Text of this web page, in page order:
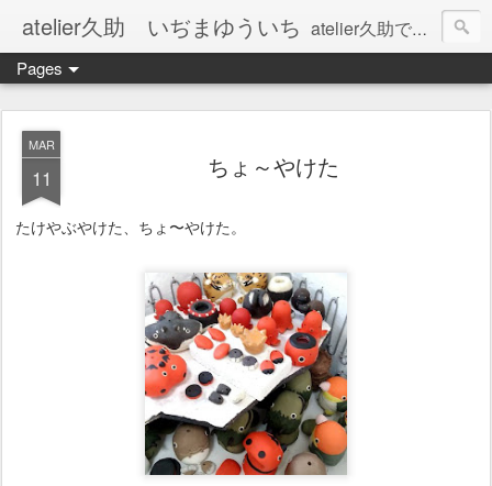
atelier久助 いぢまゆういち atelier久助では土と火から暖かなモノたちを生み出しています。 ご覧になられた方が和んで頂ければ幸いです。
Pages
MAR
11 ちょ～やけた
たけやぶやけた、ちょ〜やけた。